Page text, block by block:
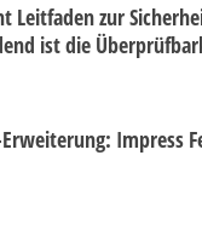
Leitfaden zur
ist die
Impress